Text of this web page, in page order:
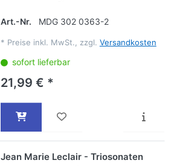
Art.-Nr. MDG 302 0363-2
* Preise inkl. MwSt., zzgl. Versandkosten
sofort lieferbar
21,99 € *
Jean Marie Leclair - Triosonaten